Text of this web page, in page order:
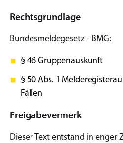
Rechtsgrundlage
Bundesmeldegesetz - BMG:
§ 46 Gruppenauskunft
§ 50 Abs. 1
Fällen
Freigabevermerk
Dieser Text entstand in enger